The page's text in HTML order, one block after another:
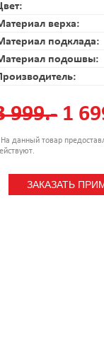
верха:
подклада:
подошвы:
999.- 1
данный товар